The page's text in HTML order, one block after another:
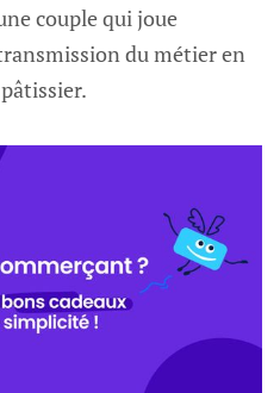
couple qui joue
du métier en